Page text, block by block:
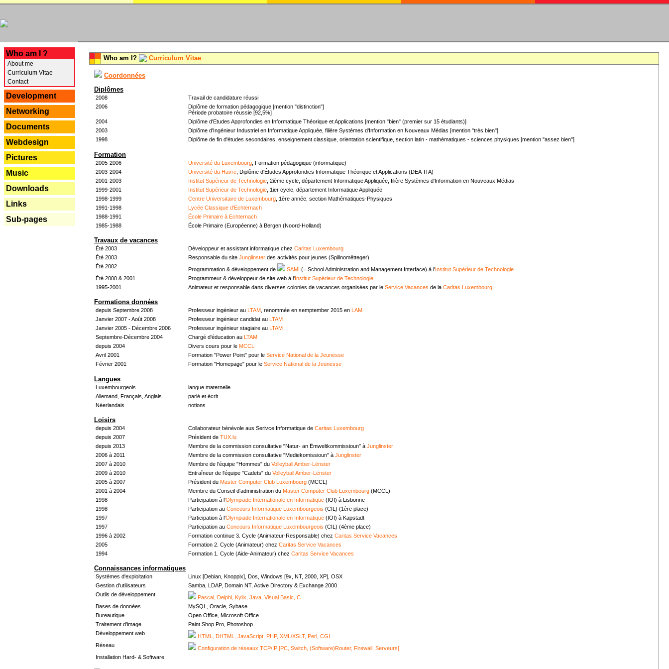
Who am I ?
About me
Curriculum Vitae
Contact
Development
Networking
Documents
Webdesign
Pictures
Music
Downloads
Links
Sub-pages
Who am I? Curriculum Vitae
Coordonnées
Diplômes
2008
Travail de candidature réussi
2006
Diplôme de formation pédagogique [mention "distinction"]
Période probatoire réussie [92,5%]
2004
Diplôme d'Etudes Approfondies en Informatique Théorique et Applications [mention "bien" (premier sur 15 étudiants)]
2003
Diplôme d'Ingénieur Industriel en Informatique Appliquée, filière Systèmes d'Information en Nouveaux Médias [mention "très bien"]
1998
Diplôme de fin d'études secondaires, enseignement classique, orientation scientifique, section latin - mathématiques - sciences physiques [mention "assez bien"]
Formation
2005-2006 Université du Luxembourg , Formation pédagogique (informatique)
2003-2004
Université du Havre , Diplôme d'Études Approfondies Informatique Théorique et Applications (DEA-ITA)
2001-2003
Institut Supérieur de Technologie , 2ième cycle, département Informatique Appliquée, filière Systèmes d'Information en Nouveaux Médias
1999-2001
Institut Supérieur de Technologie , 1ier cycle, département Informatique Appliquée
1998-1999
Centre Universitaire de Luxembourg , 1ère année, section Mathématiques-Physiques
1991-1998
Lycée Classique d'Echternach
1988-1991
École Primaire à Echternach
1985-1988
École Primaire (Européenne) à Bergen (Noord-Holland)
Travaux de vacances
Été 2003 Développeur et assistant informatique chez Caritas Luxembourg
Été 2003
Responsable du site Junglinster des activités pour jeunes (Spillnomëtteger)
Été 2002
Programmation & développement de SAMI (= School Administration and Management Interface) à l'Institut Supérieur de Technologie
Été 2000 & 2001
Programmeur & développeur de site web à l'Institut Supérieur de Technologie
1995-2001
Animateur et responsable dans diverses colonies de vacances organisées par le Service Vacances de la Caritas Luxembourg
Formations données
depuis Septembre 2008 Professeur ingénieur au LTAM , renommée en semptember 2015 en
LAM
Janvier 2007 - Août 2008
Professeur ingénieur candidat au
LTAM
Janvier 2005 - Décembre 2006
Professeur ingénieur stagiaire au
LTAM
Septembre-Décembre 2004
Chargé d'éducation au
LTAM
depuis 2004
Divers cours pour le MCCL
Avril 2001
Formation "Power Point" pour le Service National de la Jeunesse
Février 2001
Formation "Homepage" pour le Service National de la Jeunesse
Langues
Luxembourgeois
langue maternelle
Allemand, Français, Anglais
parlé et écrit
Néerlandais
notions
Loisirs
depuis 2004 Collaborateur bénévole aus Serivce Informatique de Caritas Luxembourg
depuis 2007
Président de TUX.lu
depuis 2013
Membre de la commission consultative "Natur- an Ëmweltkommissioun" à Junglinster
2006 à 2011
Membre de la commission consultative "Mediekomissioun" à Junglinster
2007 à 2010
Membre de l'équipe "Hommes" du Volleyball Amber-Lënster
2009 à 2010
Entraîneur de l'équipe "Cadets" du Volleyball Amber-Lënster
2005 à 2007
Président du Master Computer Club Luxembourg (MCCL)
2001 à 2004
Membre du Conseil d'administration du Master Computer Club Luxembourg (MCCL)
1998
Participation à l'Olympiade Internationale en Informatique (IOI) à Lisbonne
1998
Participation au Concours Informatique Luxembourgeois (CIL) (1ère place)
1997
Participation à l'Olympiade Internationale en Informatique (IOI) à Kapstadt
1997
Participation au Concours Informatique Luxembourgeois (CIL) (4ème place)
1996 à 2002
Formation continue 3. Cycle (Animateur-Responsable) chez Caritas Service Vacances
2005
Formation 2. Cycle (Animateur) chez Caritas Service Vacances
1994
Formation 1. Cycle (Aide-Animateur) chez Caritas Service Vacances
Connaissances informatiques
Systèmes d'exploitation
Linux [Debian, Knoppix], Dos, Windows [9x, NT, 2000, XP], OSX
Gestion d'utilisateurs
Samba, LDAP, Domain NT, Active Directory & Exchange 2000
Outils de développement
Pascal, Delphi, Kylix, Java, Visual Basic, C
Bases de données
MySQL, Oracle, Sybase
Bureautique
Open Office, Microsoft Office
Traitement d'image
Paint Shop Pro, Photoshop
Développement web
HTML, DHTML, JavaScript, PHP, XML/XSLT, Perl, CGI
Réseau
Configuration de réseaux TCP/IP [PC, Switch, (Software)Router, Firewall, Serveurs]
Installation Hard- & Software